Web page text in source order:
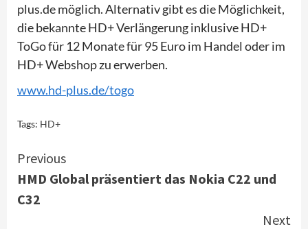
plus.de möglich. Alternativ gibt es die Möglichkeit,
die bekannte HD+ Verlängerung inklusive HD+
ToGo für 12 Monate für 95 Euro im Handel oder im
HD+ Webshop zu erwerben.
www.hd-plus.de/togo
Tags: HD+
Continue
Reading
Previous
HMD Global präsentiert das Nokia C22 und
C32
Next